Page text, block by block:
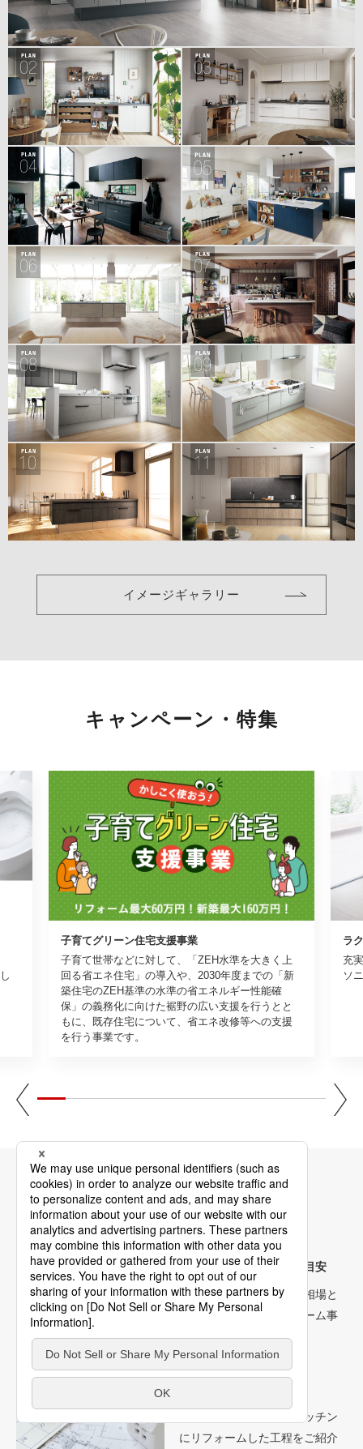
イメージギャラリー
キャンペーン・特集
子育てグリーン住宅支援事業
子育て世帯などに対して、「ZEH水準を大きく上
回る省エネ住宅」の導入や、2030年度までの「新
築住宅のZEH基準の水準の省エネルギー性能確
保」の義務化に向けた裾野の広い支援を行うとと
もに、既存住宅について、省エネ改修等への支援
を行う事業です。
ラ
充
ソ
キッチンリフォーム情報
リフォーム費用の相場・目安
実際のリフォーム費用の相場と
目安、価格帯別のリフォーム事
例をご紹介いたします。
古い台所からシステムキッチン
にリフォームした工程をご紹介